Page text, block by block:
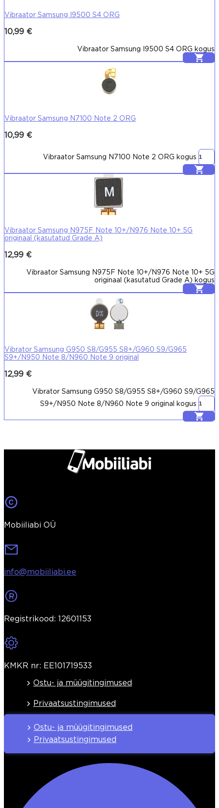
Vibraator Samsung I9500 S4 ORG
10,99 €
Vibraator Samsung I9500 S4 ORG kogus
Lisa korvi
Vibraator Samsung N7100 Note 2 ORG
10,99 €
Vibraator Samsung N7100 Note 2 ORG kogus
Lisa korvi
Vibraator Samsung N975F Note 10+/N976 Note 10+ 5G
originaal (kasutatud Grade A)
12,99 €
Vibraator Samsung N975F Note 10+/N976 Note 10+ 5G
originaal (kasutatud Grade A) kogus
Lisa korvi
Vibrator Samsung G950 S8/G955 S8+/G960 S9/G965
S9+/N950 Note 8/N960 Note 9 original
12,99 €
Vibrator Samsung G950 S8/G955 S8+/G960 S9/G965
S9+/N950 Note 8/N960 Note 9 original kogus
Lisa korvi
Mobiiliabi OÜ
info@mobiiliabi.ee
Registrikood: 12601153
KMKR nr: EE101719533
Ostu- ja müügitingimused
Privaatsustingimused
Ostu- ja müügitingimused
Privaatsustingimused